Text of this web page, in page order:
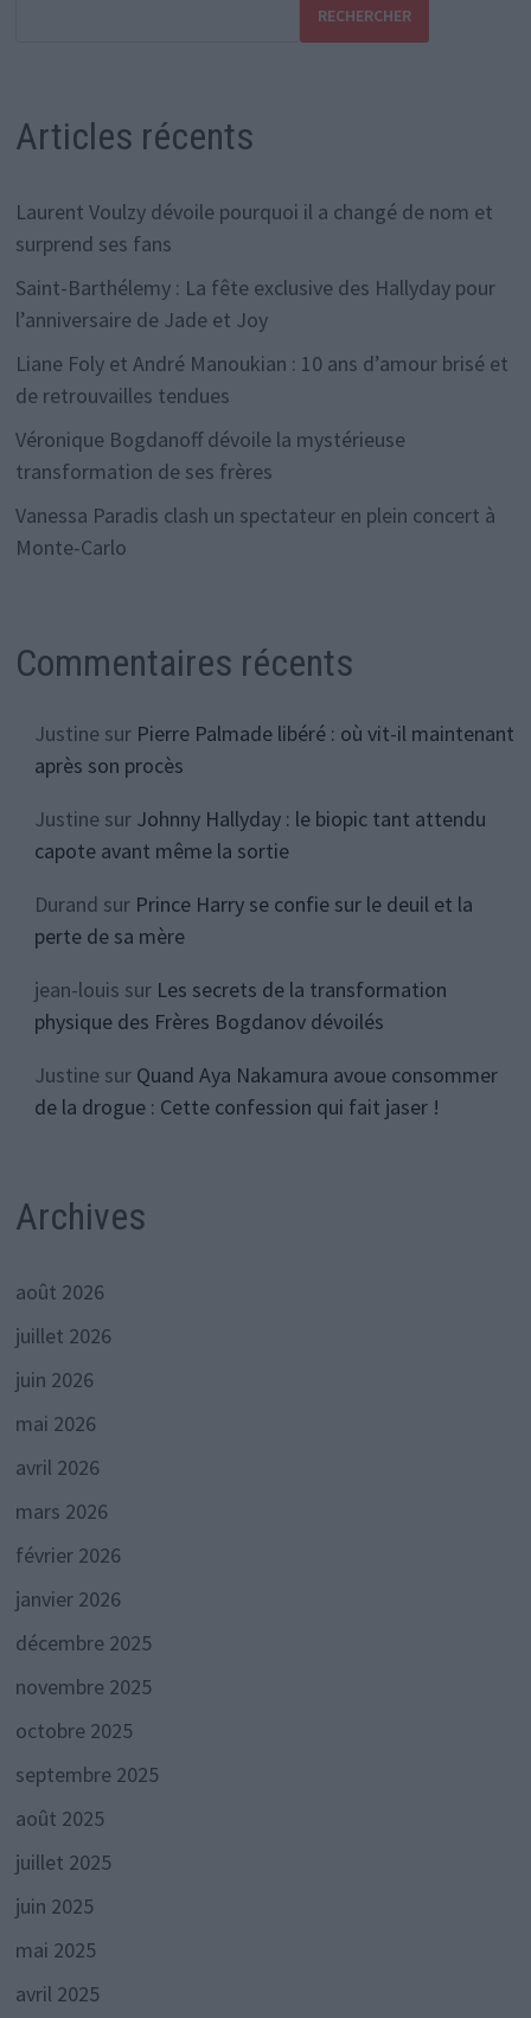
RECHERCHER
Articles récents
Laurent Voulzy dévoile pourquoi il a changé de nom et
surprend ses fans
Saint-Barthélemy : La fête exclusive des Hallyday pour
l’anniversaire de Jade et Joy
Liane Foly et André Manoukian : 10 ans d’amour brisé et
de retrouvailles tendues
Véronique Bogdanoff dévoile la mystérieuse
transformation de ses frères
Vanessa Paradis clash un spectateur en plein concert à
Monte-Carlo
Commentaires récents
Justinesur Pierre Palmade libéré : où vit-il maintenant
après son procès
Justinesur Johnny Hallyday : le biopic tant attendu
capote avant même la sortie
Durand sur Prince Harry se confie sur le deuil et la
perte de sa mère
jean-louis sur Les secrets de la transformation
physique des Frères Bogdanov dévoilés
Justinesur Quand Aya Nakamura avoue consommer
de la drogue : Cette confession qui fait jaser !
Archives
août 2026
juillet 2026
juin 2026
mai 2026
avril 2026
mars 2026
février 2026
janvier 2026
décembre 2025
novembre 2025
octobre 2025
septembre 2025
août 2025
juillet 2025
juin 2025
mai 2025
avril 2025